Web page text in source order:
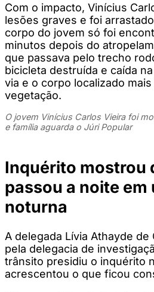
Com o impacto, Vinícius
lesões graves e foi
corpo do jovem só foi
minutos depois do
que passava pelo trecho
bicicleta destruída e caída
via e o corpo localizado
vegetação.
O jovem Vinícius Carlos Vieira foi
e família aguarda o Júri Popular
Inquérito mostrou
passou a noite em
noturna
A delegada Lívia Athayde
pela delegacia de
trânsito presidiu o inquérito
acrescentou o que ficou